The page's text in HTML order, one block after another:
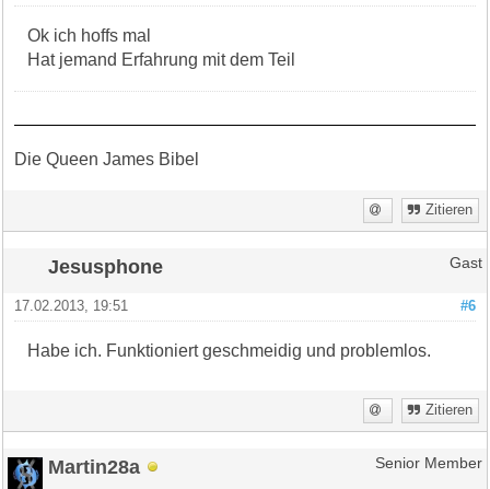
Ok ich hoffs mal
Hat jemand Erfahrung mit dem Teil
Die Queen James Bibel
Zitieren
Jesusphone Gast
#6
17.02.2013, 19:51
Habe ich. Funktioniert geschmeidig und problemlos.
Zitieren
Martin28a Senior Member